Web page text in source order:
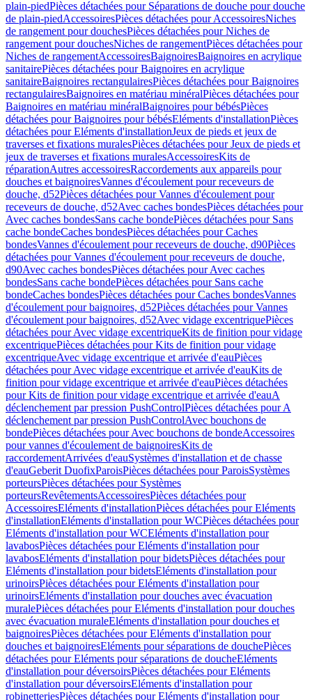
plain-piedPièces détachées pour Séparations de douche pour douche
de plain-piedAccessoiresPièces détachées pour AccessoiresNiches
de rangement pour douchesPièces détachées pour Niches de
rangement pour douchesNiches de rangementPièces détachées pour
Niches de rangementAccessoiresBaignoiresBaignoires en acrylique
sanitairePièces détachées pour Baignoires en acrylique
sanitaireBaignoires rectangulairesPièces détachées pour Baignoires
rectangulairesBaignoires en matériau minéralPièces détachées pour
Baignoires en matériau minéralBaignoires pour bébésPièces
détachées pour Baignoires pour bébésEléments d'installationPièces
détachées pour Eléments d'installationJeux de pieds et jeux de
traverses et fixations muralesPièces détachées pour Jeux de pieds et
jeux de traverses et fixations muralesAccessoiresKits de
réparationAutres accessoiresRaccordements aux appareils pour
douches et baignoiresVannes d'écoulement pour receveurs de
douche, d52Pièces détachées pour Vannes d'écoulement pour
receveurs de douche, d52Avec caches bondesPièces détachées pour
Avec caches bondesSans cache bondePièces détachées pour Sans
cache bondeCaches bondesPièces détachées pour Caches
bondesVannes d'écoulement pour receveurs de douche, d90Pièces
détachées pour Vannes d'écoulement pour receveurs de douche,
d90Avec caches bondesPièces détachées pour Avec caches
bondesSans cache bondePièces détachées pour Sans cache
bondeCaches bondesPièces détachées pour Caches bondesVannes
d'écoulement pour baignoires, d52Pièces détachées pour Vannes
d'écoulement pour baignoires, d52Avec vidage excentriquePièces
détachées pour Avec vidage excentriqueKits de finition pour vidage
excentriquePièces détachées pour Kits de finition pour vidage
excentriqueAvec vidage excentrique et arrivée d'eauPièces
détachées pour Avec vidage excentrique et arrivée d'eauKits de
finition pour vidage excentrique et arrivée d'eauPièces détachées
pour Kits de finition pour vidage excentrique et arrivée d'eauA
déclenchement par pression PushControlPièces détachées pour A
déclenchement par pression PushControlAvec bouchons de
bondePièces détachées pour Avec bouchons de bondeAccessoires
pour vannes d'écoulement de baignoiresKits de
raccordementArrivées d'eauSystèmes d'installation et de chasse
d'eauGeberit DuofixParoisPièces détachées pour ParoisSystèmes
porteursPièces détachées pour Systèmes
porteursRevêtementsAccessoiresPièces détachées pour
AccessoiresEléments d'installationPièces détachées pour Eléments
d'installationEléments d'installation pour WCPièces détachées pour
Eléments d'installation pour WCEléments d'installation pour
lavabosPièces détachées pour Eléments d'installation pour
lavabosEléments d'installation pour bidetsPièces détachées pour
Eléments d'installation pour bidetsEléments d'installation pour
urinoirsPièces détachées pour Eléments d'installation pour
urinoirsEléments d'installation pour douches avec évacuation
muralePièces détachées pour Eléments d'installation pour douches
avec évacuation muraleEléments d'installation pour douches et
baignoiresPièces détachées pour Eléments d'installation pour
douches et baignoiresEléments pour séparations de douchePièces
détachées pour Eléments pour séparations de doucheEléments
d'installation pour déversoirsPièces détachées pour Eléments
d'installation pour déversoirsEléments d'installation pour
robinetteriesPièces détachées pour Eléments d'installation pour